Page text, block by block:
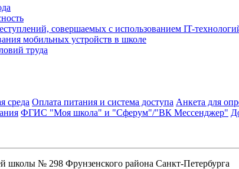
совершаемых с использованием IT-
мобильных устройств в школе
труда
среда Оплата питания и система доступа Анкета для
ФГИС "Моя школа" и "Сферум"/"ВК Мессенджер"
школы № 298 Фрунзенского района Санкт-Петербурга